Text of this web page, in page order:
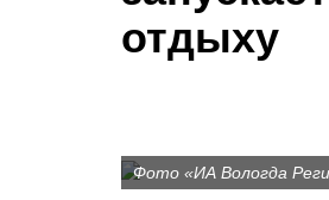
отдыху
Фото «ИА Вологда